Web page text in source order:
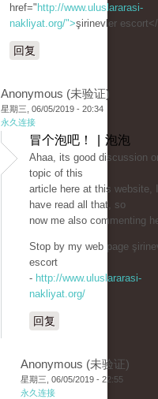
href=" http://www.uluslararasi-
nakliyat.org/">şirinevler
回复
Anonymous (未验证)
星期三, 06/05/2019 - 20:34
永久连接
冒个泡吧！ | 泡泡
Ahaa, its good discussion
topic of this
article here at this website, I
have read all that, so
now me also commenting
Stop by my web page
escort
- http://www.uluslararasi-
nakliyat.org/
回复
Anonymous (未验证)
星期三, 06/05/2019 - 22:55
永久连接